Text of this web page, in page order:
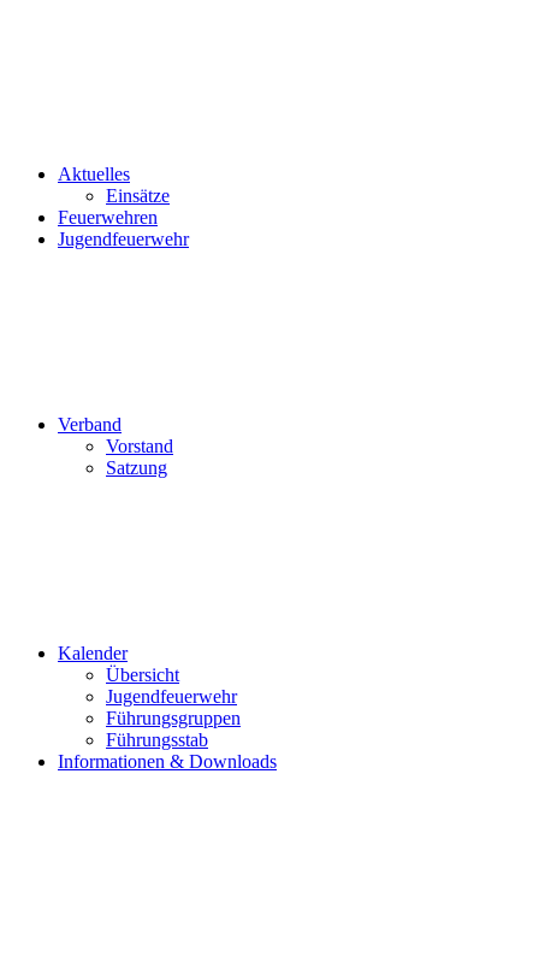
Aktuelles
Einsätze
Feuerwehren
Jugendfeuerwehr
Verband
Vorstand
Satzung
Kalender
Übersicht
Jugendfeuerwehr
Führungsgruppen
Führungsstab
Informationen & Downloads